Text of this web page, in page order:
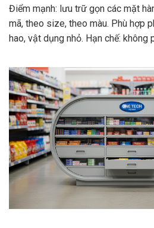
Điểm mạnh: lưu trữ gọn các mặt
mã, theo size, theo màu. Phù hợp
hao, vật dụng nhỏ. Hạn chế: không